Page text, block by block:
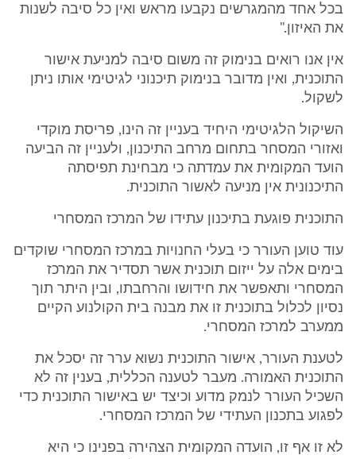
בכל אחד מהמגרשים נקבעו מראש ואין כל סיבה לשנות
את האיזון."
אין אנו רואים בנימוק זה משום סיבה למניעת אישור
התוכנית, ואין מדובר בנימוק תיכנוני לגיטימי אותו ניתן
לשקול.
השיקול הלגיטימי היחיד בעניין זה הינו, פריסת מוקדי
ואזורי המסחר בתחום מרחב התיכנון, ולעניין זה הביעה
הועד המקומית את עמדתה כי מבחינת תפיסתה
התיכנונית אין מניעה לאשור התוכנית.
התוכנית פוגעת בתיכנון עתידו של המרכז המסחרי
עוד טוען העורר כי בעלי החנויות במרכז המסחרי שוקדים
בימים אלה על ייזום תוכנית אשר תסדיר את המרכז
המסחרי ותאפשר את חידושו והרחבתו, ובין היתר תוך
נסיון לכלול בתוכנית זו את מבנה בית הקולנוע הקיים
ממערב למרכז המסחרי.
לטענת העורר, אישור התוכנית נשוא ערר זה יסכל את
התוכנית האמורה. מעבר לטענה הכללית, בענין זה לא
השכיל העורר לנמק מדוע וכיצד יש באישור התוכנית כדי
לפגוע בתכנון העתידי של המרכז המסחרי.
לא זו אף זו, הועדה המקומית הצהירה בפנינו כי היא